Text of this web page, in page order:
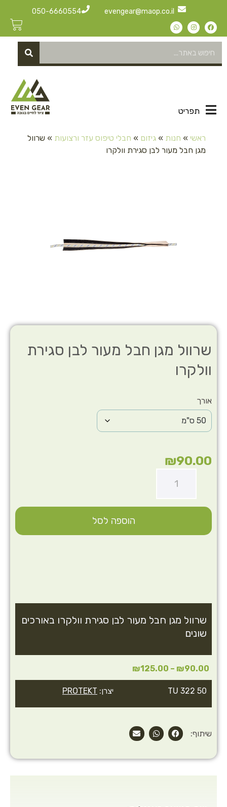
evengear@maop.co.il
050-6660554
תפריט
ראשי » חנות » גיזום » חבלי טיפוס עזר ורצועות » שרוול
מגן חבל מעור לבן סגירת וולקרו
שרוול מגן חבל מעור לבן סגירת
וולקרו
שרוול מגן חבל מעור לבן סגירת וולקרו באורכים
שונים
TU 322 50 יצרן: PROTEKT
אורך
₪90.00
הוספה לסל
₪90.00
–
₪125.00
שיתוף: